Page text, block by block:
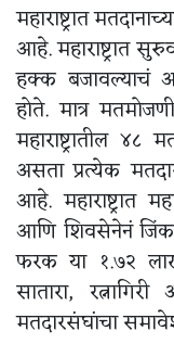
महाराष्ट्रात
आहे. महाराष्ट्रात
हक्क बजावल्याचं
होते. मात्र
महाराष्ट्रातील
असता प्रत्येक
आहे. महाराष्ट्रात
आणि शिवसेनेनं
फरक या १.७२
सातारा,
मतदारसंघांचा